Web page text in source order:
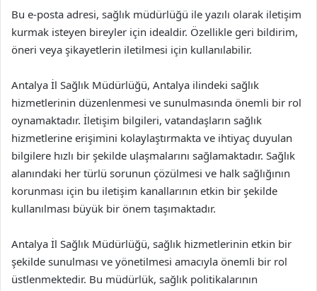
Bu e-posta adresi, sağlık müdürlüğü ile yazılı olarak iletişim
kurmak isteyen bireyler için idealdir. Özellikle geri bildirim,
öneri veya şikayetlerin iletilmesi için kullanılabilir.
Antalya İl Sağlık Müdürlüğü, Antalya ilindeki sağlık
hizmetlerinin düzenlenmesi ve sunulmasında önemli bir rol
oynamaktadır. İletişim bilgileri, vatandaşların sağlık
hizmetlerine erişimini kolaylaştırmakta ve ihtiyaç duyulan
bilgilere hızlı bir şekilde ulaşmalarını sağlamaktadır. Sağlık
alanındaki her türlü sorunun çözülmesi ve halk sağlığının
korunması için bu iletişim kanallarının etkin bir şekilde
kullanılması büyük bir önem taşımaktadır.
Antalya İl Sağlık Müdürlüğü, sağlık hizmetlerinin etkin bir
şekilde sunulması ve yönetilmesi amacıyla önemli bir rol
üstlenmektedir. Bu müdürlük, sağlık politikalarının